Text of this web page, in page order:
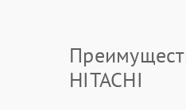
HITACHI